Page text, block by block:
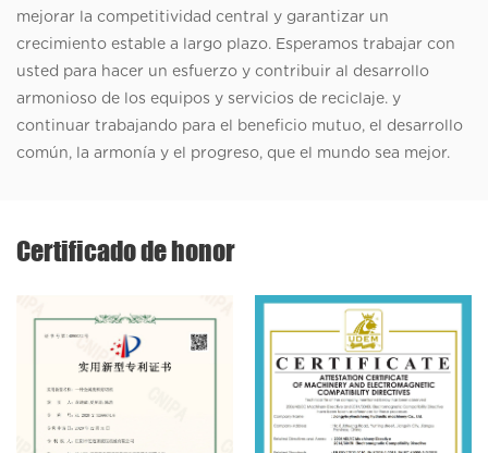
mejorar la competitividad central y garantizar un
crecimiento estable a largo plazo. Esperamos trabajar con
usted para hacer un esfuerzo y contribuir al desarrollo
armonioso de los equipos y servicios de reciclaje. y
continuar trabajando para el beneficio mutuo, el desarrollo
común, la armonía y el progreso, que el mundo sea mejor.
Certificado de honor